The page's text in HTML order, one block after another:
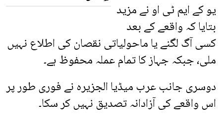
یو کے ایم ٹی او نے مزید
بتایا کہ واقعے کے بعد
کسی آگ لگنے یا ماحولیاتی نقصان کی اطلاع نہیں
ملی، جبکہ جہاز کا تمام عملہ محفوظ ہے۔
دوسری جانب عرب میڈیا الجزیرہ نے فوری طور پر
اس واقعے کی آزادانہ تصدیق نہیں کر سکا۔